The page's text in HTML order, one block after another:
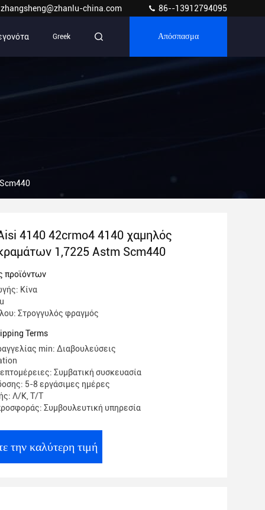
zhangsheng@zhanlu-china.com 86--13912794095
Greek Απόσπασμα
4140 42crmo4 4140 χαμηλός
1,7225 Astm Scm440
προϊόντων
Κίνα
Στρογγυλός φραγμός
Terms
min: Διαβουλεύσεις
Συμβατική συσκευασία
5-8 εργάσιμες ημέρες
Λ/Κ, Τ/Τ
Συμβουλευτική υπηρεσία
την καλύτερη τιμή